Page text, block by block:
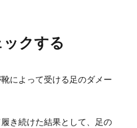
クする
によって受ける足のダメー
き続けた結果として、足の